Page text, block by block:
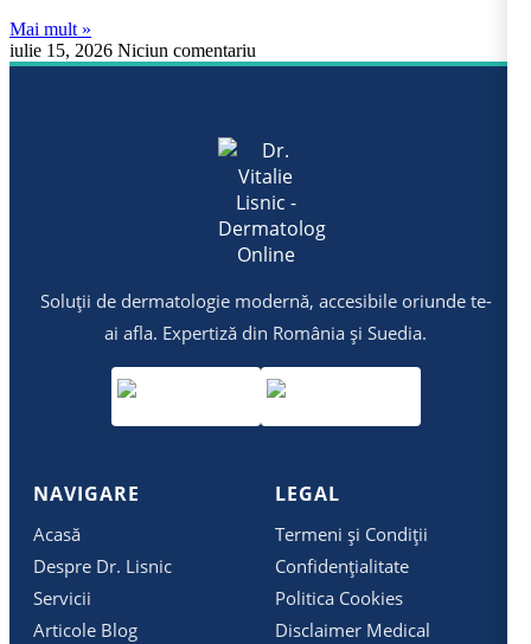
Mai mult »
iulie 15, 2026 Niciun comentariu
Soluții de dermatologie modernă, accesibile oriunde te-
ai afla. Expertiză din România și Suedia.
NAVIGARE
Acasă
Despre Dr. Lisnic
Servicii
Articole Blog
LEGAL
Termeni și Condiții
Confidențialitate
Politica Cookies
Disclaimer Medical